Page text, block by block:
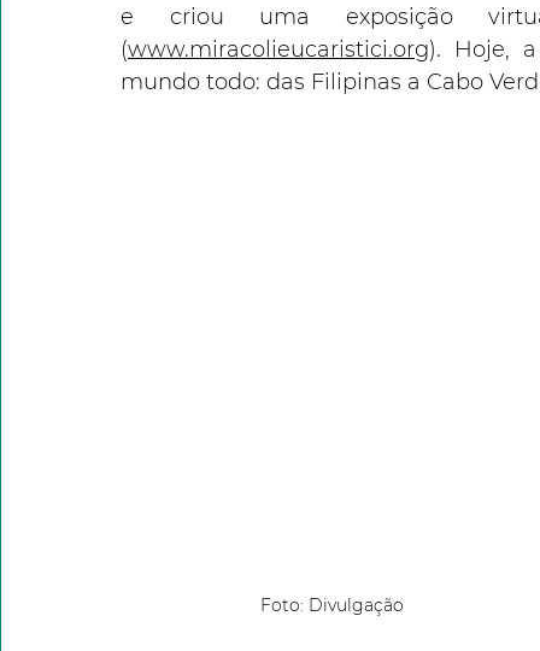
e criou uma exposição
(www.miracolieucaristici.org). Hoje,
mundo todo: das Filipinas a Cabo
Foto: Divulgação